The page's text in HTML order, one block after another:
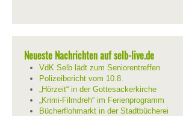
Neueste Nachrichten auf selb-live.de
VdK Selb lädt zum Seniorentreffen
Polizeibericht vom 10.8.
„Hörzeit“ in der Gottesackerkirche
„Krimi-Filmdreh“ im Ferienprogramm
Bücherflohmarkt in der Stadtbücherei